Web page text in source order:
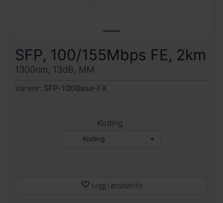
SFP, 100/155Mbps FE, 2km
1300nm, 13dB, MM
Varenr: SFP-100Base-FX
Koding
Koding
Legg i ønskeliste